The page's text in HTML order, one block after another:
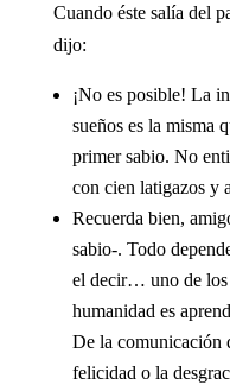
Cuando éste salía del
dijo:
¡No es posible! La
sueños es la misma
primer sabio. No
con cien latigazos y
Recuerda bien,
sabio-. Todo
el decir… uno de los
humanidad es
De la comunicación
felicidad o la